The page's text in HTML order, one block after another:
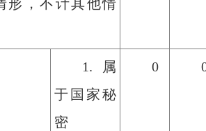
形，不计其他情
1.属
于国家秘
密
0